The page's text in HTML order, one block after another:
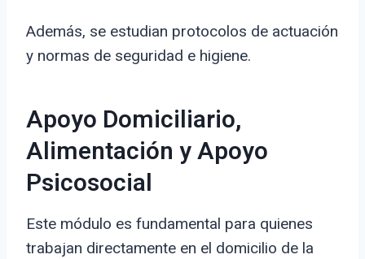
Además, se estudian protocolos de actuación
y normas de seguridad e higiene.
Apoyo Domiciliario,
Alimentación y Apoyo
Psicosocial
Este módulo es fundamental para quienes
trabajan directamente en el domicilio de la